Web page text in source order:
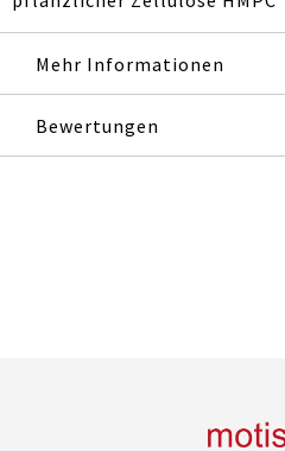
Mehr Informationen
Bewertungen